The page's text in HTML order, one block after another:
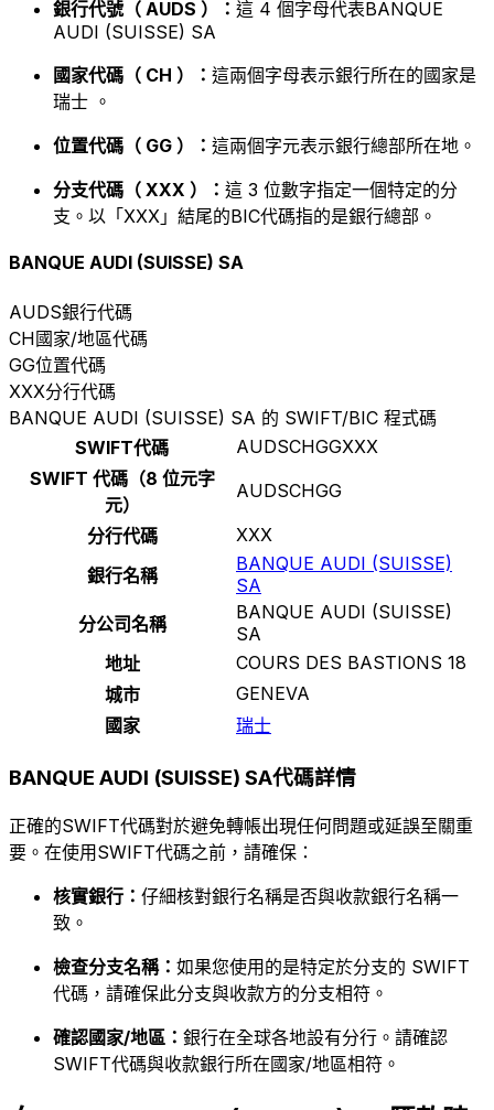
銀行代號（ AUDS ）： 這 4 個字母代表BANQUE
AUDI (SUISSE) SA
國家代碼（ CH ）： 這兩個字母表示銀行所在的國家是
瑞士 。
位置代碼（ GG ）： 這兩個字元表示銀行總部所在地。
分支代碼（ XXX ）： 這 3 位數字指定一個特定的分
支。以「XXX」結尾的BIC代碼指的是銀行總部。
BANQUE AUDI (SUISSE) SA
AUDS銀行代碼
CH國家/地區代碼
GG位置代碼
XXX分行代碼
BANQUE AUDI (SUISSE) SA 的 SWIFT/BIC 程式碼
SWIFT代碼
AUDSCHGGXXX
SWIFT 代碼（8 位元字
元）
AUDSCHGG
分行代碼
XXX
銀行名稱
BANQUE AUDI (SUISSE)
SA
分公司名稱
BANQUE AUDI (SUISSE)
SA
地址
COURS DES BASTIONS 18
城市
GENEVA
國家
瑞士
BANQUE AUDI (SUISSE) SA代碼詳情
正確的SWIFT代碼對於避免轉帳出現任何問題或延誤至關重
要。在使用SWIFT代碼之前，請確保：
核實銀行： 仔細核對銀行名稱是否與收款銀行名稱一
致。
檢查分支名稱： 如果您使用的是特定於分支的 SWIFT
代碼，請確保此分支與收款方的分支相符。
確認國家/地區： 銀行在全球各地設有分行。請確認
SWIFT代碼與收款銀行所在國家/地區相符。